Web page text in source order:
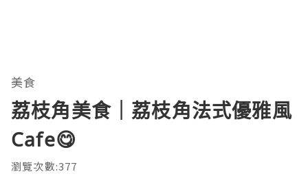
美食
荔枝角美食｜荔枝角法式優雅風
Cafe😋
瀏覽次數:377